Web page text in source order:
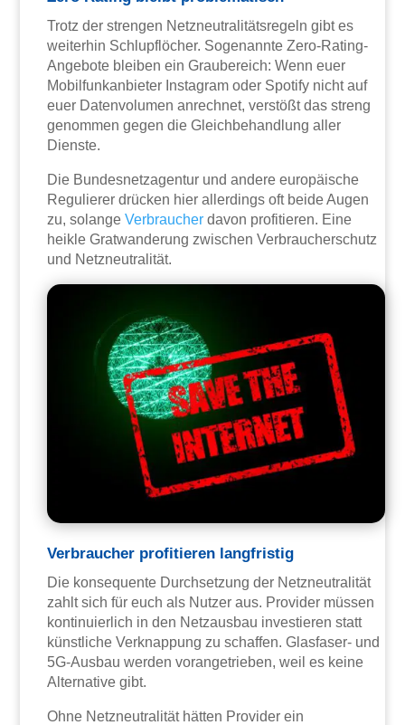
Trotz der strengen Netzneutralitätsregeln gibt es
weiterhin Schlupflöcher. Sogenannte Zero-Rating-
Angebote bleiben ein Graubereich: Wenn euer
Mobilfunkanbieter Instagram oder Spotify nicht auf
euer Datenvolumen anrechnet, verstößt das streng
genommen gegen die Gleichbehandlung aller
Dienste.
Die Bundesnetzagentur und andere europäische
Regulierer drücken hier allerdings oft beide Augen
zu, solangeVerbraucher davon profitieren. Eine
heikle Gratwanderung zwischen Verbraucherschutz
und Netzneutralität.
Verbraucher profitieren langfristig
Die konsequente Durchsetzung der Netzneutralität
zahlt sich für euch als Nutzer aus. Provider müssen
kontinuierlich in den Netzausbau investieren statt
künstliche Verknappung zu schaffen. Glasfaser- und
5G-Ausbau werden vorangetrieben, weil es keine
Alternative gibt.
Ohne Netzneutralität hätten Provider ein